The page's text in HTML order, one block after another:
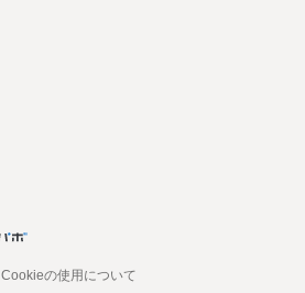
Cookieの使用について